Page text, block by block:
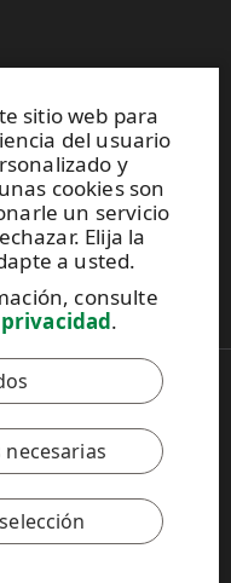
sitio web para
del usuario
y
cookies son
un servicio
Elija la
a usted.
consulte
.
y se aplican la
de servicio de Google